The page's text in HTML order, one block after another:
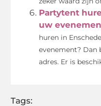
Partytent
uw
huren in
evenement? Dan
adres. Er is
Tags: